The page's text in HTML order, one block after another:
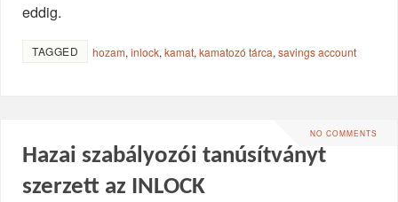
eddig.
TAGGED hozam,inlock,kamat,kamatozó tárca,savings account
NO COMMENTS
Hazai szabályozói tanúsítványt
szerzett az INLOCK